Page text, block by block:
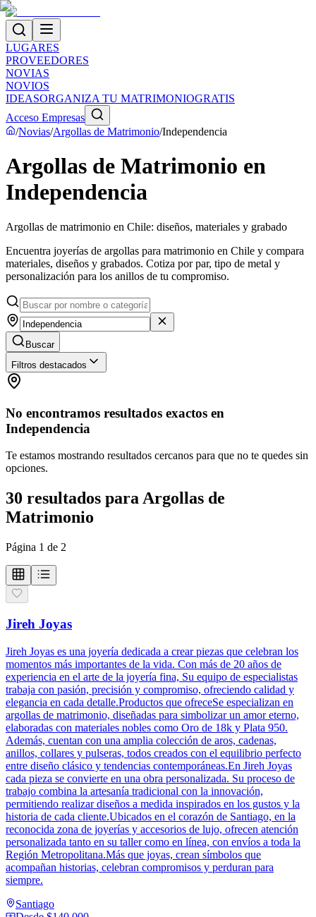
LUGARES
PROVEEDORES
NOVIAS
NOVIOS
IDEASORGANIZA TU MATRIMONIOGRATIS
Acceso Empresas
/Novias/Argollas de Matrimonio/Independencia
Argollas de Matrimonio en
Independencia
Argollas de matrimonio en Chile: diseños, materiales y grabado
Encuentra joyerías de argollas para matrimonio en Chile y compara
materiales, diseños y grabados. Cotiza por par, tipo de metal y
personalización para los anillos de tu compromiso.
Buscar
Filtros destacados
No encontramos resultados exactos en
Independencia
Te estamos mostrando resultados cercanos para que no te quedes sin
opciones.
30 resultados paraArgollas de
Matrimonio
Página 1 de 2
Jireh Joyas
Jireh Joyas es una joyería dedicada a crear piezas que celebran los
momentos más importantes de la vida. Con más de 20 años de
experiencia en el arte de la joyería fina, Su equipo de especialistas
trabaja con pasión, precisión y compromiso, ofreciendo calidad y
elegancia en cada detalle.Productos que ofreceSe especializan en
argollas de matrimonio, diseñadas para simbolizar un amor eterno,
elaboradas con materiales nobles como Oro de 18k y Plata 950.
Además, cuentan con una amplia colección de aros, cadenas,
anillos, collares y pulseras, todos creados con el equilibrio perfecto
entre diseño clásico y tendencias contemporáneas.En Jireh Joyas
cada pieza se convierte en una obra personalizada. Su proceso de
trabajo combina la artesanía tradicional con la innovación,
permitiendo realizar diseños a medida inspirados en los gustos y la
historia de cada cliente.Ubicados en el corazón de Santiago, en la
reconocida zona de joyerías y accesorios de lujo, ofrecen atención
personalizada tanto en su taller como en línea, con envíos a toda la
Región Metropolitana.Más que joyas, crean símbolos que
acompañan historias, celebran compromisos y perduran para
siempre.
Santiago